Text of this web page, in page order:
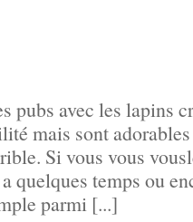
pubs avec les lapins
mais sont
Si vous vous
quelques temps ou
parmi [...]